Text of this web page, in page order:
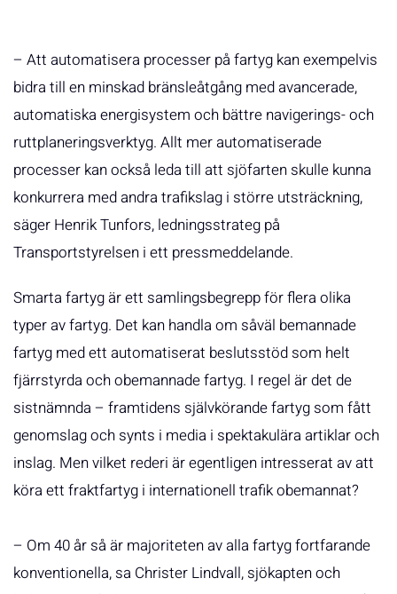
– Att automatisera processer på fartyg kan exempelvis
bidra till en minskad bränsleåtgång med avancerade,
automatiska energisystem och bättre navigerings- och
ruttplaneringsverktyg. Allt mer automatiserade
processer kan också leda till att sjöfarten skulle kunna
konkurrera med andra trafikslag i större utsträckning,
säger Henrik Tunfors, ledningsstrateg på
Transportstyrelsen i ett pressmeddelande.
Smarta fartyg är ett samlingsbegrepp för flera olika
typer av fartyg. Det kan handla om såväl bemannade
fartyg med ett automatiserat beslutsstöd som helt
fjärrstyrda och obemannade fartyg. I regel är det de
sistnämnda – framtidens självkörande fartyg som fått
genomslag och synts i media i spektakulära artiklar och
inslag. Men vilket rederi är egentligen intresserat av att
köra ett fraktfartyg i internationell trafik obemannat?
– Om 40 år så är majoriteten av alla fartyg fortfarande
konventionella, sa Christer Lindvall, sjökapten och